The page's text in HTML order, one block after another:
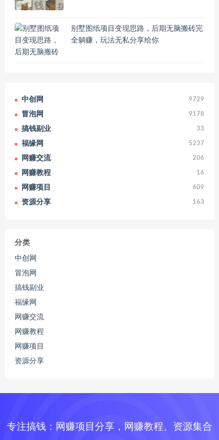
别墅图纸项目变现思路，后期无脑搬砖完
全躺赚，玩法无私分享给你
中创网 9729
冒泡网 9178
搞钱副业 33
福缘网 5237
网赚交流 206
网赚教程 16
网赚项目 609
资源分享 163
分类
中创网
冒泡网
搞钱副业
福缘网
网赚交流
网赚教程
网赚项目
资源分享
专注搞钱：网赚项目分享，网赚教程、资源集合